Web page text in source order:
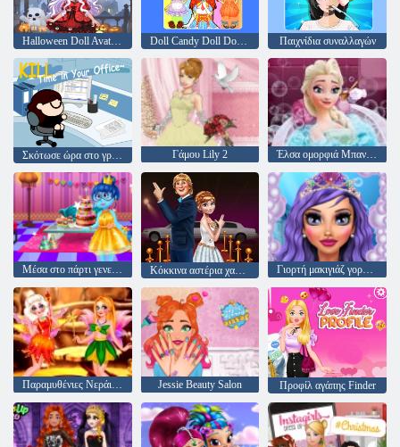
Doll Candy Doll Dond Up Παιχνίδια συναλλαγών
Σκότωσε ώρα στο γραφείο Γάμου Lily 2 Έλσα ομορφιά Μπανιέρα
Μέσα στο πάρτι γενεθλίων Κόκκινα αστέρια χαλιού Γιορτή μακιγιάζ γοργόνων
Jessie Beauty Salon Προφίλ αγάπης Finder